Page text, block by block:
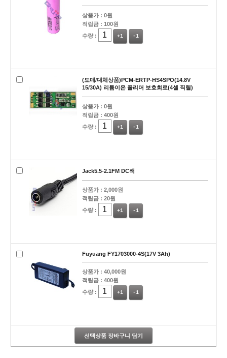
상품가 : 0원
적립금 : 100원
수량 :
+1 -1
(도매/대체상품)PCM-ERTP-HS4SPO(14.8V
15/30A) 리튬이온 폴리머 보호회로(4셀 직렬)
상품가 : 0원
적립금 : 400원
수량 :
+1 -1
Jack5.5-2.1FM DC잭
상품가 : 2,000원
적립금 : 20원
수량 :
+1 -1
Fuyuang FY1703000-4S(17V 3Ah)
상품가 : 40,000원
적립금 : 400원
수량 :
+1 -1
선택상품 장바구니 담기